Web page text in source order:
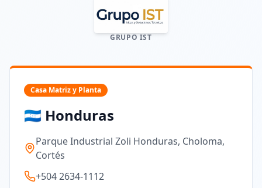
GRUPO IST
Casa Matriz y Planta
🇭🇳 Honduras
Parque Industrial Zoli Honduras, Choloma,
Cortés
+504 2634-1112